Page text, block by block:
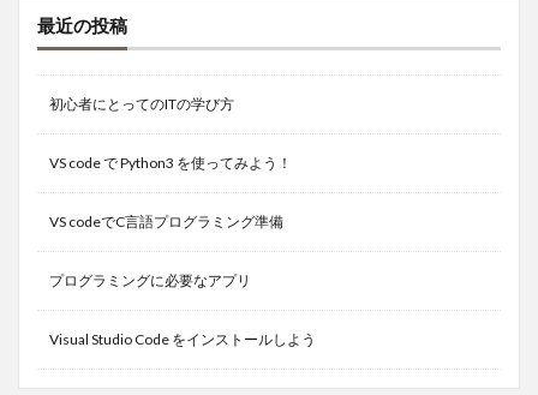
最近の投稿
初心者にとってのITの学び方
VS code で Python3 を使ってみよう！
VS codeでC言語プログラミング準備
プログラミングに必要なアプリ
Visual Studio Code をインストールしよう